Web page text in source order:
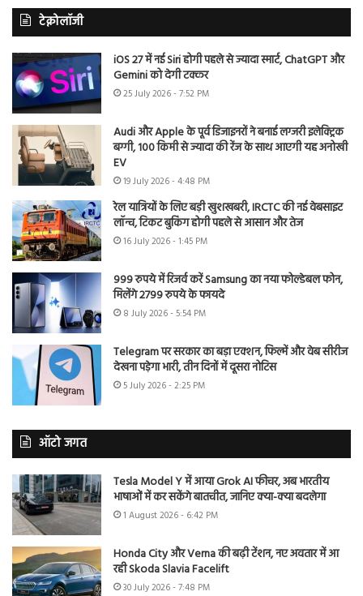
टेक्नोलॉजी
iOS 27 में नई Siri होगी पहले से ज्यादा स्मार्ट, ChatGPT और
Gemini को देगी टक्कर
25 July 2026 - 7:52 PM
Audi और Apple के पूर्व डिजाइनरों ने बनाई लग्जरी इलेक्ट्रिक
बग्गी, 100 किमी से ज्यादा की रेंज के साथ आएगी यह अनोखी
EV
19 July 2026 - 4:48 PM
रेल यात्रियों के लिए बड़ी खुशखबरी, IRCTC की नई वेबसाइट
लॉन्च, टिकट बुकिंग होगी पहले से आसान और तेज
16 July 2026 - 1:45 PM
999 रुपये में रिजर्व करें Samsung का नया फोल्डेबल फोन,
मिलेंगे 2799 रुपये के फायदे
8 July 2026 - 5:54 PM
Telegram पर सरकार का बड़ा एक्शन, फिल्में और वेब सीरीज
देखना पड़ेगा भारी, तीन दिनों में दूसरा नोटिस
5 July 2026 - 2:25 PM
ऑटो जगत
Tesla Model Y में आया Grok AI फीचर, अब भारतीय
भाषाओं में कर सकेंगे बातचीत, जानिए क्या-क्या बदलेगा
1 August 2026 - 6:42 PM
Honda City और Verna की बढ़ी टेंशन, नए अवतार में आ
रही Skoda Slavia Facelift
30 July 2026 - 7:48 PM